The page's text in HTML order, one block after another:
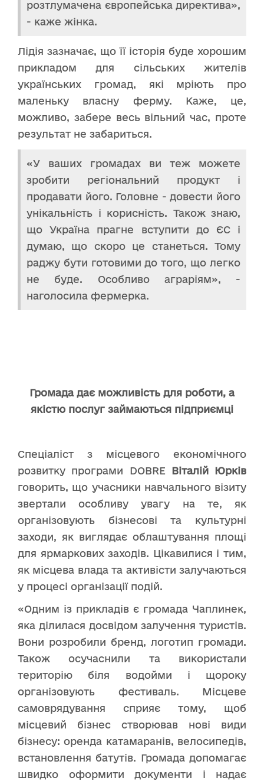
розтлумачена європейська директива»,
- каже жінка.
Лідія зазначає, що її історія буде хорошим
прикладом для сільських жителів
українських громад, які мріють про
маленьку власну ферму. Каже, це,
можливо, забере весь вільний час, проте
результат не забариться.
«У ваших громадах ви теж можете
зробити регіональний продукт і
продавати його. Головне - довести його
унікальність і корисність. Також знаю,
що Україна прагне вступити до ЄС і
думаю, що скоро це станеться. Тому
раджу бути готовими до того, що легко
не буде. Особливо аграріям», -
наголосила фермерка.
Громада дає можливість для роботи, а
якістю послуг займаються підприємці
Спеціаліст з місцевого економічного
розвитку програми DOBRE Віталій Юрків
говорить, що учасники навчального візиту
звертали особливу увагу на те, як
організовують бізнесові та культурні
заходи, як виглядає облаштування площі
для ярмаркових заходів. Цікавилися і тим,
як місцева влада та активісти залучаються
у процесі організації подій.
«Одним із прикладів є громада Чаплинек,
яка ділилася досвідом залучення туристів.
Вони розробили бренд, логотип громади.
Також осучаснили та використали
територію біля водойми і щороку
організовують фестиваль. Місцеве
самоврядування сприяє тому, щоб
місцевий бізнес створював нові види
бізнесу: оренда катамаранів, велосипедів,
встановлення батутів. Громада допомагає
швидко оформити документи і надає